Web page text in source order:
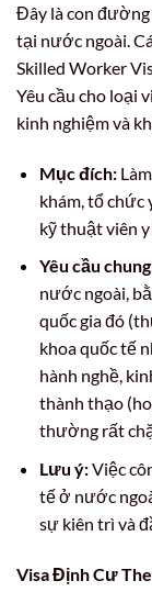
Đây là con đường
tại nước ngoài.
Skilled Worker
Yêu cầu cho loại
kinh nghiệm và
Mục đích:
khám, tổ chức
kỹ thuật viên y
Yêu cầu
nước ngoài,
quốc gia đó
khoa quốc tế
hành nghề,
thành thạo
thường rất
Lưu ý:Việc
tế ở nước
sự kiên trì và
Visa Định Cư